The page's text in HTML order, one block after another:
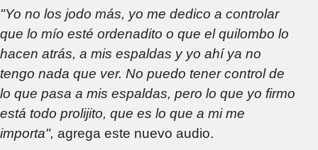
"Yo no los jodo más, yo me dedico a controlar
que lo mío esté ordenadito o que el quilombo lo
hacen atrás, a mis espaldas y yo ahí ya no
tengo nada que ver. No puedo tener control de
lo que pasa a mis espaldas, pero lo que yo firmo
está todo prolijito, que es lo que a mi me
importa", agrega este nuevo audio.